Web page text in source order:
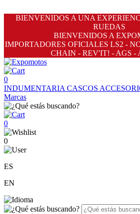
BIENVENIDOS A UNA
RUEDAS
BIENVENIDOS A
IMPORTADORES OFICIALES LS2 -
CHAIN - REV'IT! - AGS -
0
INDUMENTARIA CASCOS
Marcas
0
0
ES
EN